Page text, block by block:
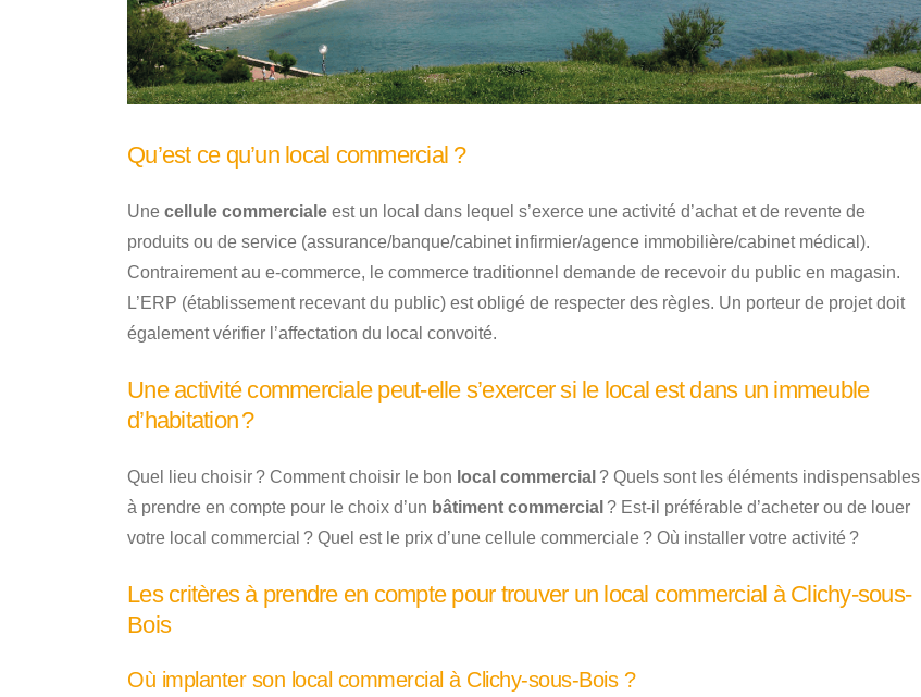
Qu’est ce qu’un local commercial ?
Une cellule commerciale est un local dans lequel s’exerce une activité d’achat et de revente de
produits ou de service (assurance/banque/cabinet infirmier/agence immobilière/cabinet médical).
Contrairement au e-commerce, le commerce traditionnel demande de recevoir du public en magasin.
L’ERP (établissement recevant du public) est obligé de respecter des règles. Un porteur de projet doit
également vérifier l’affectation du local convoité.
Une activité commerciale peut-elle s’exercer si le local est dans un immeuble
d’habitation ?
Quel lieu choisir ? Comment choisir le bon local commercial ? Quels sont les éléments indispensables
à prendre en compte pour le choix d’un bâtiment commercial ? Est-il préférable d’acheter ou de louer
votre local commercial ? Quel est le prix d’une cellule commerciale ? Où installer votre activité ?
Les critères à prendre en compte pour trouver un local commercial à Clichy-sous-
Bois
Où implanter son local commercial à Clichy-sous-Bois ?